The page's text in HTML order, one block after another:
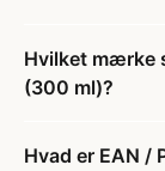
Hvilket mærke
(300 ml)?
Hvad er EAN /